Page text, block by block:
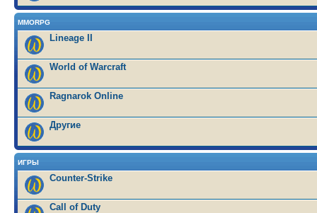
MMORPG
Lineage II
World of Warcraft
Ragnarok Online
Другие
ИГРЫ
Counter-Strike
Call of Duty